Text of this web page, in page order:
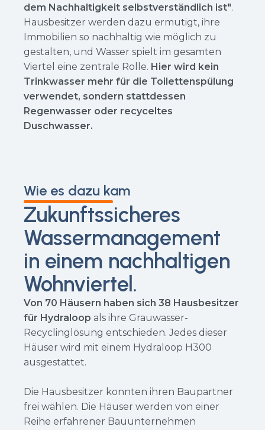
dem Nachhaltigkeit selbstverständlich ist".
Hausbesitzer werden dazu ermutigt, ihre
Immobilien so nachhaltig wie möglich zu
gestalten, und Wasser spielt im gesamten
Viertel eine zentrale Rolle. Hier wird kein
Trinkwasser mehr für die Toilettenspülung
verwendet, sondern stattdessen
Regenwasser oder recyceltes
Duschwasser.
Wie es dazu kam
Zukunftssicheres
Wassermanagement
in einem nachhaltigen
Wohnviertel.
Von 70 Häusern haben sich 38 Hausbesitzer
für Hydraloop als ihre Grauwasser-
Recyclinglösung entschieden. Jedes dieser
Häuser wird mit einem Hydraloop H300
ausgestattet.
Die Hausbesitzer konnten ihren Baupartner
frei wählen. Die Häuser werden von einer
Reihe erfahrener Bauunternehmen